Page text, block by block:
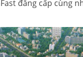
đẳng cấp cùng